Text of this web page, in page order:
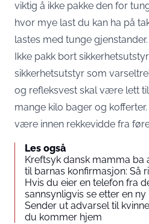
viktig å ikke pakke den for
hvor mye last du kan ha på
lastes med tunge gjenstander.
Ikke pakk bort
sikkerhetsutstyr som
og refleksvest skal være lett
mange kilo bager og
være innen rekkevidde fra
Les også
Kreftsyk dansk mamma ba
til barnas konfirmasjon: Så
Hvis du eier en telefon fra
sannsynligvis se etter en ny
Sender ut advarsel til
du kommer hjem